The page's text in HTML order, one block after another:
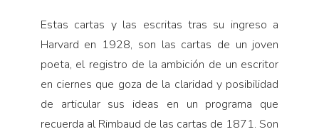
Estas cartas y las escritas tras su ingreso a
Harvard en 1928, son las cartas de un joven
poeta, el registro de la ambición de un escritor
en ciernes que goza de la claridad y posibilidad
de articular sus ideas en un programa que
recuerda al Rimbaud de las cartas de 1871. Son